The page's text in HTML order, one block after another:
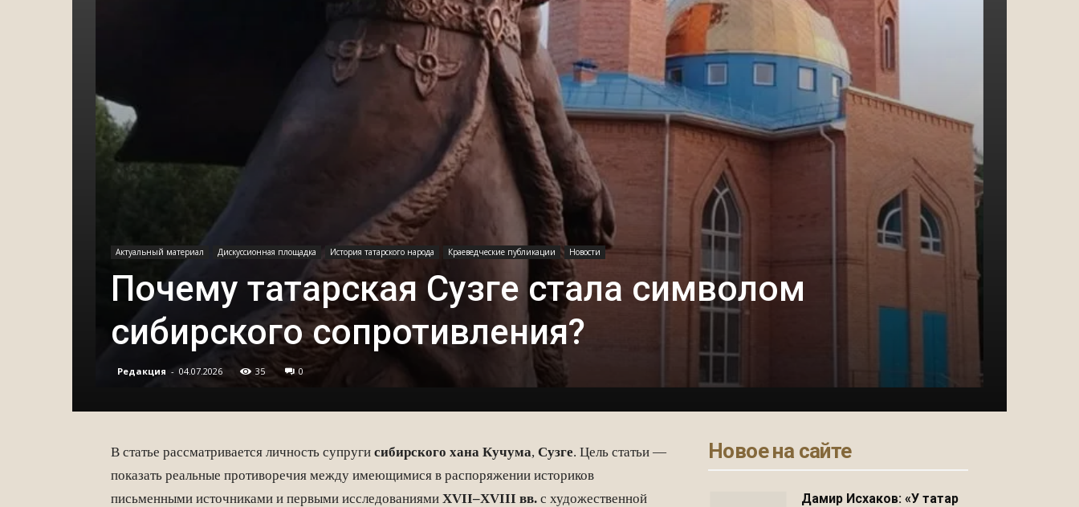
Актуальный материал Дискуссионная площадка История татарского народа Краеведческие публикации Новости
Почему татарская Сузге стала символом
сибирского сопротивления?
Редакция - 04.07.2026 35 0
В статье рассматривается личность супруги сибирского хана Кучума, Сузге. Цель статьи —
показать реальные противоречия между имеющимися в распоряжении историков
письменными источниками и первыми исследованиями XVII–XVIII вв. с художественной
Новое на сайте
Дамир Исхаков: «У татар